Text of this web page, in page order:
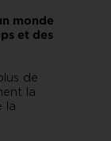
monde
et des
de
la
la